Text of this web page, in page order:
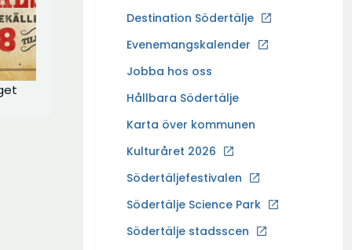
Destination Södertälje
Ö
p
n
a
y
t
f
ö
Evenemangskalender
Jobba hos oss
Ö
p
n
a
y
t
Hållbara Södertälje
Karta över kommunen
Kulturåret 2026
Södertäljefestivalen
Södertälje Science Park
Ö
p
Södertälje stadsscen